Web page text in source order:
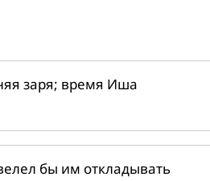
заря; время Иша
бы им откладывать